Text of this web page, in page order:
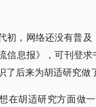
，网络还没有普及
信息报》，可刊登
了后来为胡适研究做
胡适研究方面做一